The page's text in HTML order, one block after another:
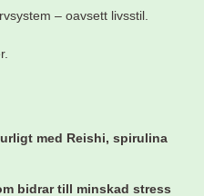
– oavsett livsstil.
med Reishi, spirulina
bidrar till minskad stress